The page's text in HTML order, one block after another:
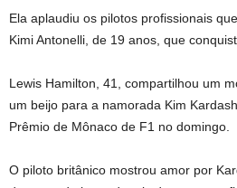
Ela aplaudiu os pilotos profissionais
Kimi Antonelli, de 19 anos, que
Lewis Hamilton, 41, compartilhou um
um beijo para a namorada Kim
Prêmio de Mônaco de F1 no domingo.
O piloto britânico mostrou amor por